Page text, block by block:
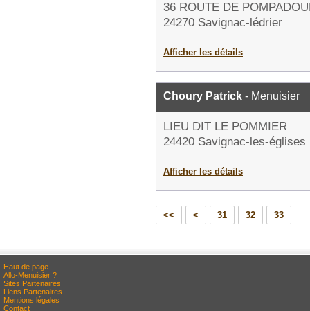
36 ROUTE DE
24270 Savignac-lédrier
Afficher les détails
Choury Patrick - Menuisier
LIEU DIT LE POMMIER
24420 Savignac-les-églises
Afficher les détails
<< < 31 32 33
Haut de page
Allo-Menuisier ?
Sites Partenaires
Liens Partenaires
Mentions légales
Contact